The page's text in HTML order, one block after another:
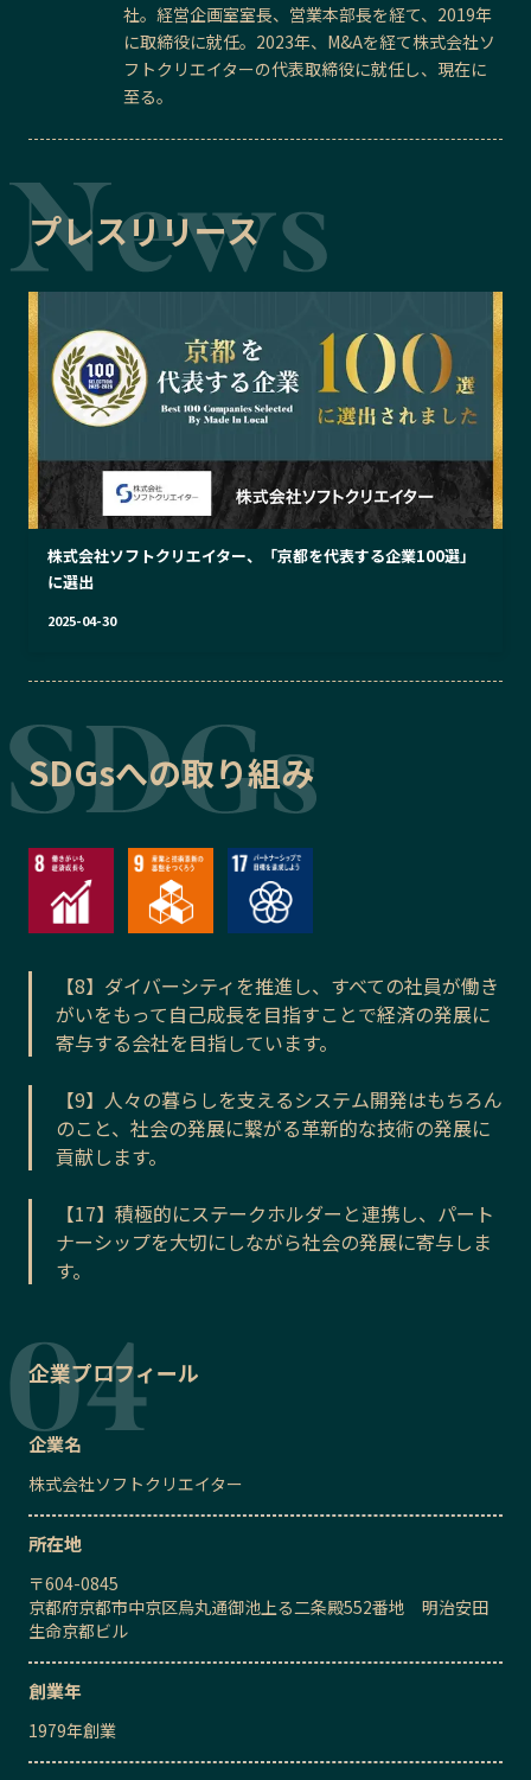
社。経営企画室室長、営業本部長を経て、2019年
に取締役に就任。2023年、M&Aを経て株式会社ソ
フトクリエイターの代表取締役に就任し、現在に
至る。
プレスリリース
株式会社ソフトクリエイター、「京都を代表する企業100選」
に選出
2025-04-30
SDGsへの取り組み
【8】ダイバーシティを推進し、すべての社員が働き
がいをもって自己成長を目指すことで経済の発展に
寄与する会社を目指しています。
【9】人々の暮らしを支えるシステム開発はもちろん
のこと、社会の発展に繋がる革新的な技術の発展に
貢献します。
【17】積極的にステークホルダーと連携し、パート
ナーシップを大切にしながら社会の発展に寄与しま
す。
企業プロフィール
企業名
株式会社ソフトクリエイター
所在地
〒604-0845
京都府京都市中京区烏丸通御池上る二条殿552番地 明治安田
生命京都ビル
創業年
1979年創業